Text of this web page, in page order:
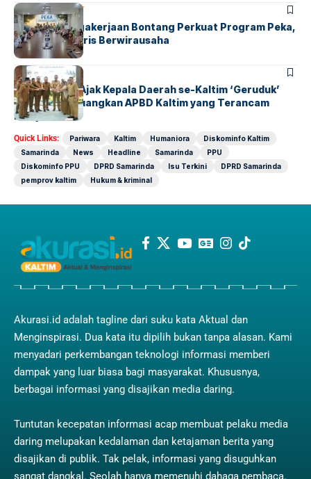
BONTANG SOCIETY
BPJS Ketenagakerjaan Bontang Perkuat Program Peka,
Bekali Ahli Waris Berwirausaha
SAMARINDA
Rudy Mas’ud Ajak Kepala Daerah se-Kaltim ‘Geruduk’
Menkeu, Perjuangkan APBD Kaltim yang Terancam
Menyusut
Quick Links: Pariwara Kaltim Humaniora
Diskominfo Kaltim
Samarinda
News Headline Samarinda
PPU
Diskominfo PPU
DPRD Samarinda Isu Terkini
DPRD Samarinda
pemprov kaltim
Hukum & kriminal
Akurasi.id adalah tagline dari suku kata Aktual dan
Menginspirasi. Dua kata itu dipilih bukan tanpa alasan. Kami
menyadari perkembangan teknologi informasi memberi
dampak yang luar biasa bagi masyarakat. Khususnya,
berbagai informasi yang disajikan media daring.
Tuntutan kecepatan informasi acap membuat pelaku media
daring melupakan kedalaman dan ketajaman berita yang
disajikan di publik. Tak pelak, informasi yang disuguhkan
sangat dangkal. Seolah hanya memenuhi dahaga pembaca.